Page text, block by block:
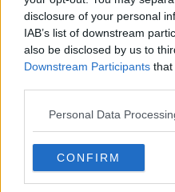
disclosure of your personal
IAB’s list of downstream
also be disclosed by us to
Downstream Participants that
Personal Data
CONFIRM
Franco Battiato - L'Ombra